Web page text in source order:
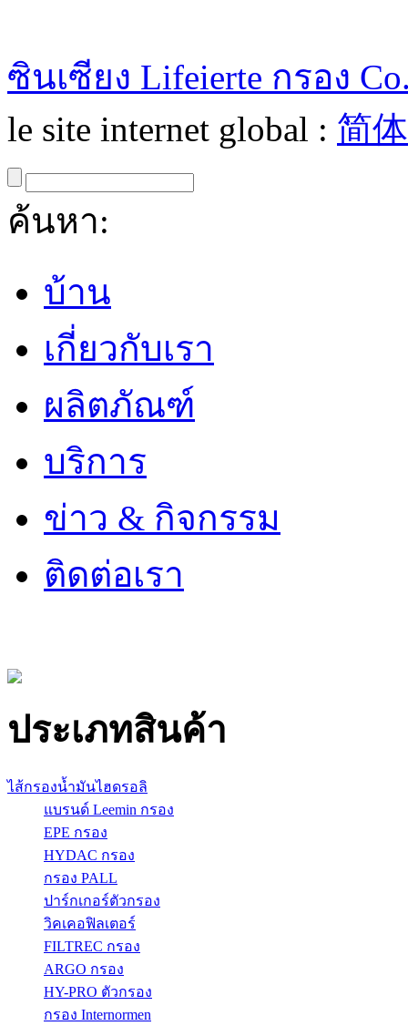
ซินเซียง Lifeierte กรอง
le site internet global : 简
ค้นหา:
บ้าน
เกี่ยวกับเรา
ผลิตภัณฑ์
บริการ
ข่าว & กิจกรรม
ติดต่อเรา
ประเภทสินค้า
ไส้กรองน้ำมันไฮดรอลิ
แบรนด์ Leemin กรอง
EPE กรอง
HYDAC กรอง
กรอง PALL
ปาร์กเกอร์ตัวกรอง
วิคเคอฟิลเตอร์
FILTREC กรอง
ARGO กรอง
HY-PRO ตัวกรอง
กรอง Internormen